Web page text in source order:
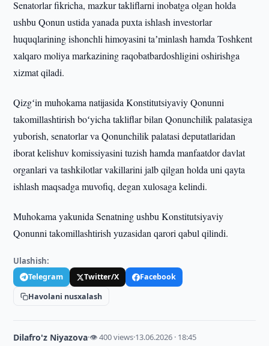
Senatorlar fikricha, mazkur takliflarni inobatga olgan holda
ushbu Qonun ustida yanada puxta ishlash investorlar
huquqlarining ishonchli himoyasini taʼminlash hamda Toshkent
xalqaro moliya markazining raqobatbardoshligini oshirishga
xizmat qiladi.
Qizgʻin muhokama natijasida Konstitutsiyaviy Qonunni
takomillashtirish boʻyicha takliflar bilan Qonunchilik palatasiga
yuborish, senatorlar va Qonunchilik palatasi deputatlaridan
iborat kelishuv komissiyasini tuzish hamda manfaatdor davlat
organlari va tashkilotlar vakillarini jalb qilgan holda uni qayta
ishlash maqsadga muvofiq, degan xulosaga kelindi.
Muhokama yakunida Senatning ushbu Konstitutsiyaviy
Qonunni takomillashtirish yuzasidan qarori qabul qilindi.
Ulashish:
Telegram Twitter/X
Facebook
Havolani nusxalash
Dilafro'z Niyazova·👁 400 views·13.06.2026 · 18:45